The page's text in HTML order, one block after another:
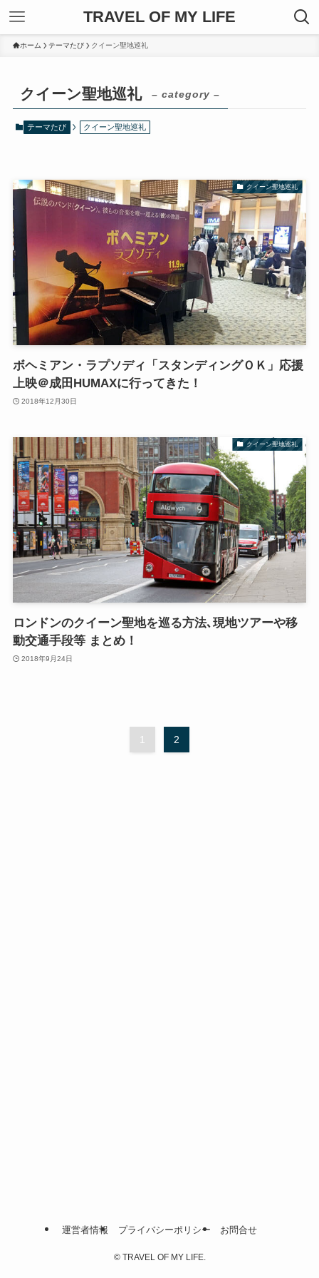
TRAVEL OF MY LIFE
ホーム テーマたび クイーン聖地巡礼
クイーン聖地巡礼 – category –
テーマたび クイーン聖地巡礼
クイーン聖地巡礼
ボヘミアン・ラプソディ「スタンディングＯＫ」応援
上映＠成田HUMAXに行ってきた！
2018年12月30日
クイーン聖地巡礼
ロンドンのクイーン聖地を巡る方法､現地ツアーや移
動交通手段等 まとめ！
2018年9月24日
1 2
運営者情報 プライバシーポリシー お問合せ
©TRAVEL OF MY LIFE.